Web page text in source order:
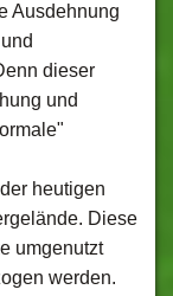
Ausdehnung
dieser
und
heutigen
Diese
umgenutzt
werden.